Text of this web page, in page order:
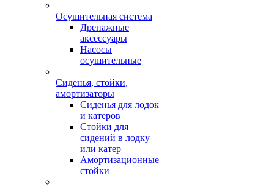
Осушительная система
Дренажные
аксессуары
Насосы
осушительные
Сиденья, стойки,
амортизаторы
Сиденья для лодок
и катеров
Стойки для
сидений в лодку
или катер
Амортизационные
стойки